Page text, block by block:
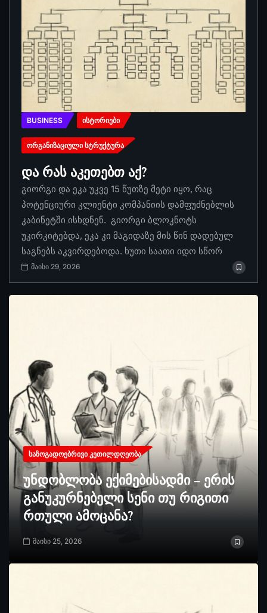
BUSINESS ᲘᲡᲢᲝᲠᲘᲔᲑᲘ
ᲝᲠᲒᲐᲜᲘᲖᲐᲪᲘᲣᲚᲘ ᲡᲢᲠᲣᲥᲢᲣᲠᲐ
და რას აკეთებთ აქ?
გიორგი და ეკა უკვე 15 წუთზე მეტი იყო, რაც
პოტენციური კლიენტი კომპანიის დამფუძნებლის
კაბინეტში ისხდნენ. გიორგი ბლოკნოტს
უკირკიტებდა, ეკა კი მაგიდაზე მის წინ დადებულ
საგნებს აკვირდებოდა. ხუთი საათი იდო სწორ
მაისი 29, 2026
ᲡᲐᲖᲝᲒᲐᲓᲝᲔᲑᲠᲘᲕᲘ ᲙᲔᲗᲘᲚᲓᲦᲔᲝᲑᲐ
უნდობლობა ექიმებისადმი – ერის
განუკურნებელი სენი თუ რიგითი
რთული ამოცანა?
მაისი 25, 2026